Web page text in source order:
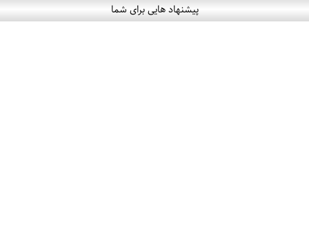
پیشنهاد هایی برای شما